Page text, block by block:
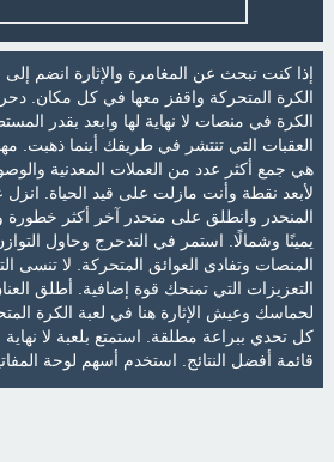
إذا كنت تبحث عن المغامرة والإثارة انضم إلى
الكرة المتحركة واقفز معها في كل مكان.
الكرة في منصات لا نهاية لها وابعد بقدر
العقبات التي تنتشر في طريقك أينما ذهبت.
هي جمع أكثر عدد من العملات المعدنية
لأبعد نقطة وأنت مازلت على قيد الحياة.
المنحدر وانطلق على منحدر آخر أكثر خطورة
يمينًا وشمالًا. استمر في التدحرج وحاول
المنصات وتفادى العوائق المتحركة. لا تنسى
التعزيزات التي تمنحك قوة إضافية. أطلق
لحماسك وعيش الإثارة هنا في لعبة الكرة
كل تحدي ببراعة مطلقة. استمتع بلعبة لا
قائمة أفضل النتائج. استخدم أسهم لوحة